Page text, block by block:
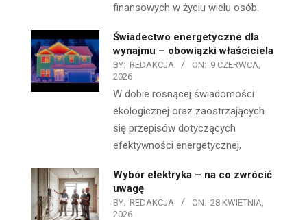
finansowych w życiu wielu osób.
Świadectwo energetyczne dla
wynajmu – obowiązki właściciela
BY: REDAKCJA ON: 9 CZERWCA,
2026
W dobie rosnącej świadomości
ekologicznej oraz zaostrzających
się przepisów dotyczących
efektywności energetycznej,
Wybór elektryka – na co zwrócić
uwagę
BY: REDAKCJA ON: 28 KWIETNIA,
2026